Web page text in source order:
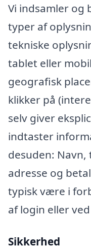
Vi indsamler og
typer af
tekniske
tablet eller
geografisk
klikker på
selv giver
indtaster
desuden: Navn,
adresse og
typisk være i
af login eller
Sikkerhed